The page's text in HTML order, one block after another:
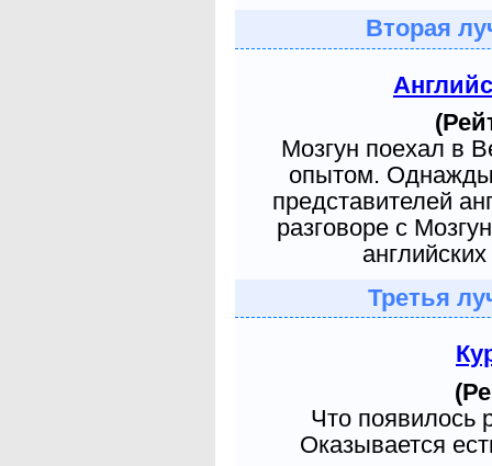
Вторая
Мозгун поехал в
опытом. Однажды
представителей
разговоре с
Третья
Что появилось
Оказывается